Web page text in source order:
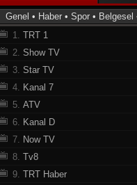
Genel • Haber • Spor • Belgesel
1. TRT 1
2. Show TV
3. Star TV
4. Kanal 7
5. ATV
6. Kanal D
7. Now TV
8. Tv8
9. TRT Haber